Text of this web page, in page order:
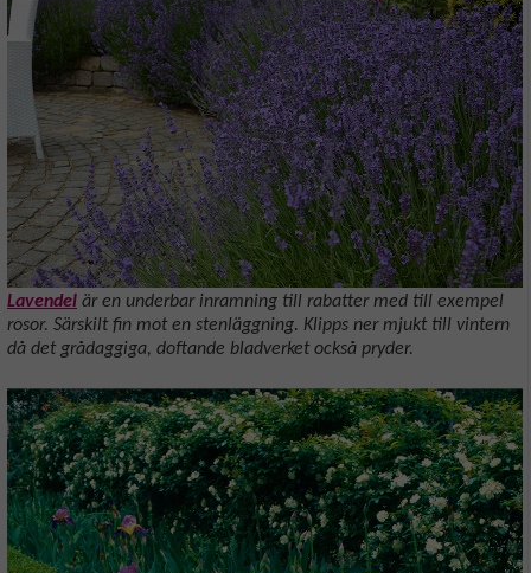
Lavendel är en underbar inramning till rabatter med till exempel
rosor. Särskilt fin mot en stenläggning. Klipps ner mjukt till vintern
då det grådaggiga, doftande bladverket också pryder.